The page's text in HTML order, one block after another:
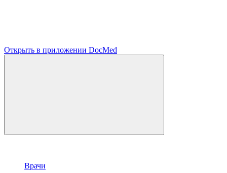
Открыть в приложении DocMed
Врачи